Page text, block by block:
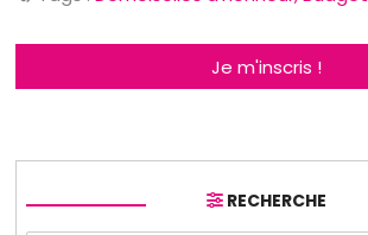
Je m'inscris !
RECHERCHE